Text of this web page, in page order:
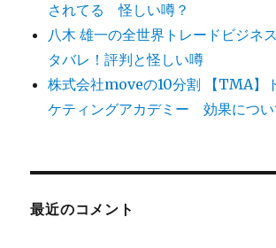
されてる 怪しい噂？
八木 雄一の全世界トレードビジネ
タバレ！評判と怪しい噂
株式会社moveの10分割 【TMA】
ケティングアカデミー 効果につい
最近のコメント